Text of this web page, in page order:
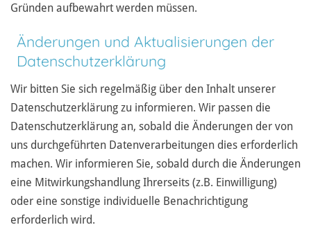
Gründen aufbewahrt werden müssen.
Änderungen und Aktualisierungen der
Datenschutzerklärung
Wir bitten Sie sich regelmäßig über den Inhalt unserer
Datenschutzerklärung zu informieren. Wir passen die
Datenschutzerklärung an, sobald die Änderungen der von
uns durchgeführten Datenverarbeitungen dies erforderlich
machen. Wir informieren Sie, sobald durch die Änderungen
eine Mitwirkungshandlung Ihrerseits (z.B. Einwilligung)
oder eine sonstige individuelle Benachrichtigung
erforderlich wird.